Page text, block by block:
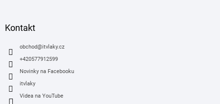
Kontakt
obchod@itvlaky.cz
+420577912599
Novinky na Facebooku
itvlaky
Videa na YouTube